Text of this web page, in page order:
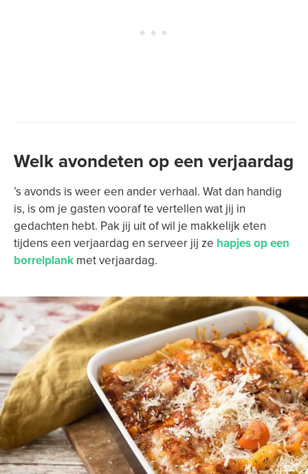
Welk avondeten op een verjaardag
’s avonds is weer een ander verhaal. Wat dan handig
is, is om je gasten vooraf te vertellen wat jij in
gedachten hebt. Pak jij uit of wil je makkelijk eten
tijdens een verjaardag en serveer jij ze hapjes op een
borrelplank met verjaardag.